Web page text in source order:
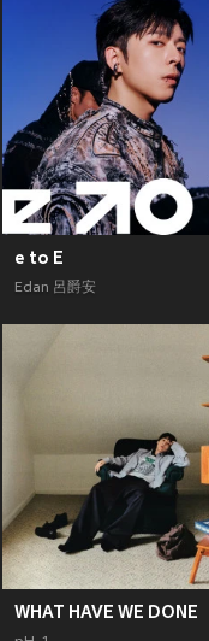
e to E
Edan 呂爵安
WHAT HAVE WE DONE